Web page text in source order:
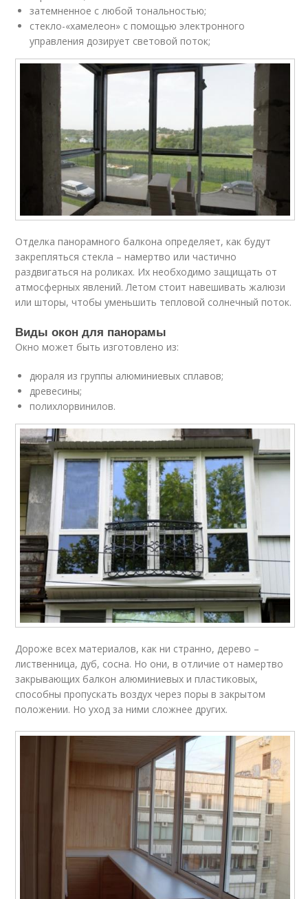
затемненное с любой тональностью;
стекло-«хамелеон» с помощью электронного
управления дозирует световой поток;
Отделка панорамного балкона определяет, как будут
закрепляться стекла – намертво или частично
раздвигаться на роликах. Их необходимо защищать от
атмосферных явлений. Летом стоит навешивать жалюзи
или шторы, чтобы уменьшить тепловой солнечный поток.
Виды окон для панорамы
Окно может быть изготовлено из:
дюраля из группы алюминиевых сплавов;
древесины;
полихлорвинилов.
Дороже всех материалов, как ни странно, дерево –
лиственница, дуб, сосна. Но они, в отличие от намертво
закрывающих балкон алюминиевых и пластиковых,
способны пропускать воздух через поры в закрытом
положении. Но уход за ними сложнее других.